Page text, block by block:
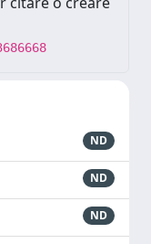
ND
ND
ND